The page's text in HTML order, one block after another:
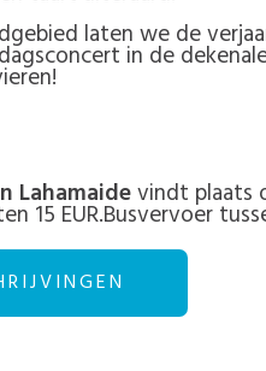
laten we de
in de
Lahamaidevindt plaats
15 EUR.Busvervoer